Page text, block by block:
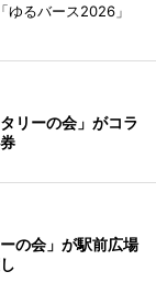
ゆるバース2026」
リーの会」がコラ
の会」が駅前広場